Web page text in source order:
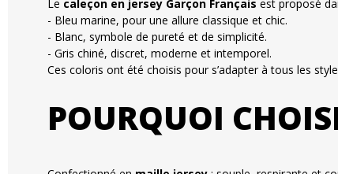
Le caleçon en jersey Garçon Français est proposé
- Bleu marine, pour une allure classique et chic.
- Blanc, symbole de pureté et de simplicité.
- Gris chiné, discret, moderne et intemporel.
Ces coloris ont été choisis pour s’adapter à tous les
POURQUOI